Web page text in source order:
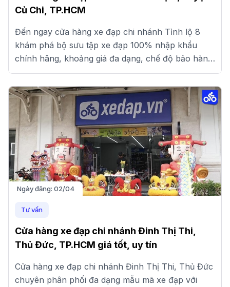
Củ Chi, TP.HCM
Đến ngay cửa hàng xe đạp chi nhánh Tỉnh lộ 8
khám phá bộ sưu tập xe đạp 100% nhập khẩu
chính hãng, khoảng giá đa dạng, chế độ bảo hành
uy tín. Xem ngay!
Ngày đăng: 02/04
Tư vấn
Cửa hàng xe đạp chi nhánh Đinh Thị Thi,
Thủ Đức, TP.HCM giá tốt, uy tín
Cửa hàng xe đạp chi nhánh Đinh Thị Thi, Thủ Đức
chuyên phân phối đa dạng mẫu mã xe đạp với